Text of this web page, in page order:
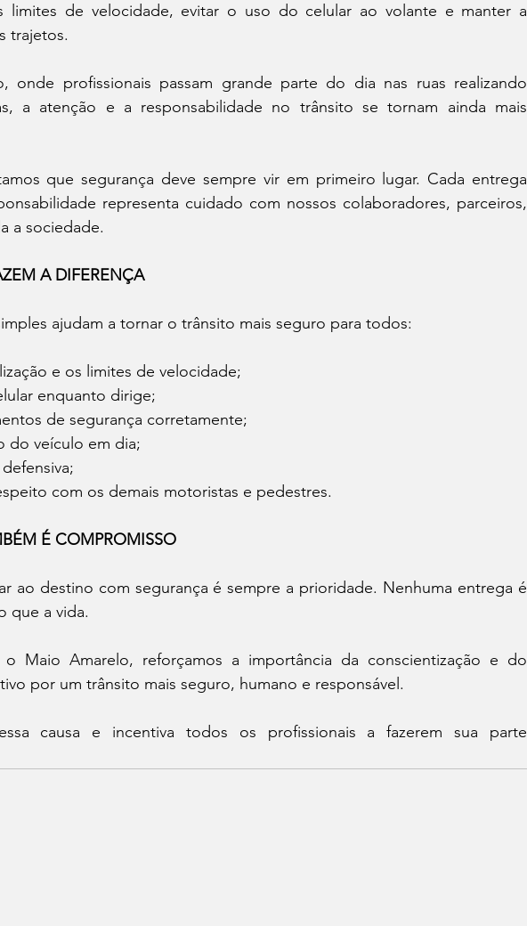
limites de velocidade, evitar o uso do celular ao volante e manter a
trajetos.
onde profissionais passam grande parte do dia nas ruas realizando
a atenção e a responsabilidade no trânsito se tornam ainda mais
que segurança deve sempre vir em primeiro lugar. Cada entrega
representa cuidado com nossos colaboradores, parceiros,
a sociedade.
A DIFERENÇA
ajudam a tornar o trânsito mais seguro para todos:
e os limites de velocidade;
enquanto dirige;
de segurança corretamente;
do veículo em dia;
com os demais motoristas e pedestres.
É COMPROMISSO
ao destino com segurança é sempre a prioridade. Nenhuma entrega é
que a vida.
Maio Amarelo, reforçamos a importância da conscientização e do
por um trânsito mais seguro, humano e responsável.
causa e incentiva todos os profissionais a fazerem sua parte